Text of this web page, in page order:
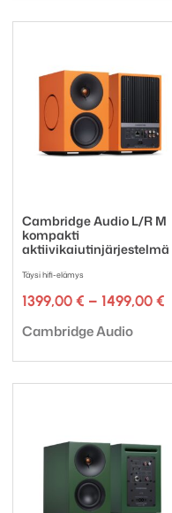
Cambridge Audio L/R M
kompakti
aktiivikaiutinjärjestelmä
Täysi hifi-elämys
1399,00 € – 1499,00 €
Tuotemerkki:
Cambridge Audio